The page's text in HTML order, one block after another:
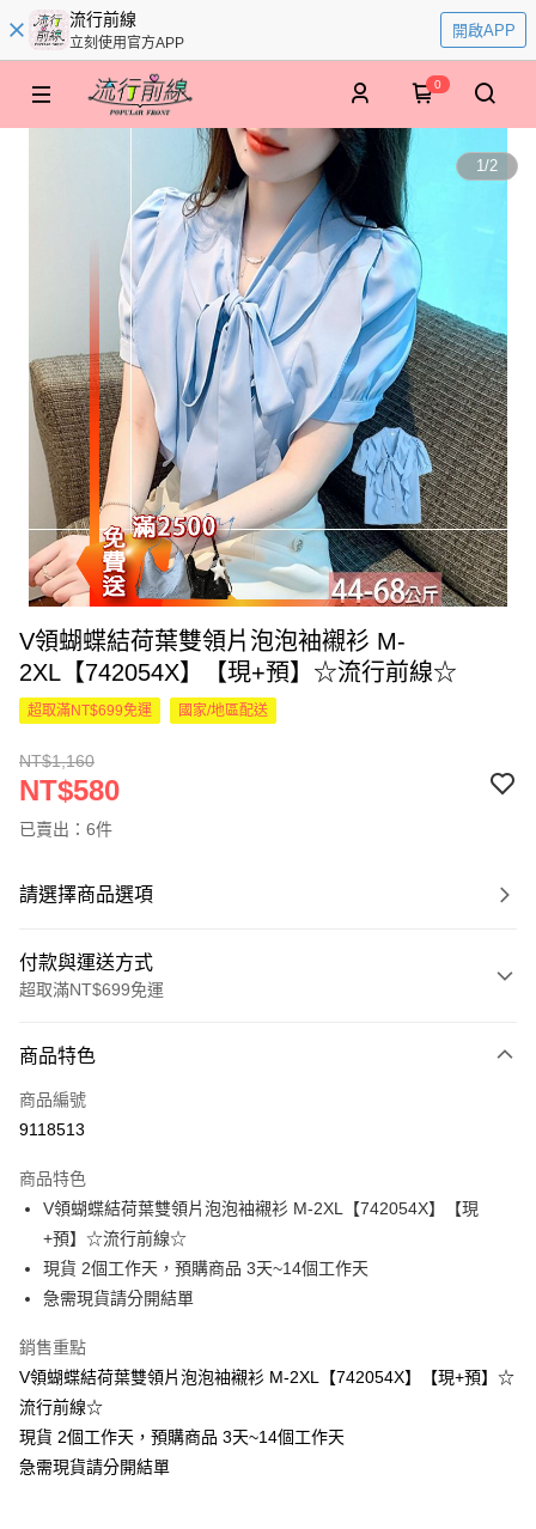
流行前線
立刻使用官方APP
開啟APP
0
1/2
V領蝴蝶結荷葉雙領片泡泡袖襯衫 M-
2XL【742054X】【現+預】☆流行前線☆
超取滿NT$699免運 國家/地區配送
NT$1,160
NT$580
已賣出：6件
請選擇商品選項
付款與運送方式
超取滿NT$699免運
信用卡一次付款
超商取貨付款
Apple Pay
街口支付
悠遊付
Google Pay
全支付
大哥付你分期
商品特色
商品編號
9118513
商品特色
V領蝴蝶結荷葉雙領片泡泡袖襯衫 M-2XL【742054X】【現
+預】☆流行前線☆
現貨 2個工作天，預購商品 3天~14個工作天
急需現貨請分開結單
銷售重點
V領蝴蝶結荷葉雙領片泡泡袖襯衫 M-2XL【742054X】【現+預】☆
流行前線☆
現貨 2個工作天，預購商品 3天~14個工作天
急需現貨請分開結單